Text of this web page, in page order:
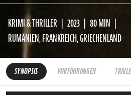
KRIMI & THRILLER 2023
80 MIN
RUMÄNIEN, FRANKREICH, GRIECHENLAND
SYNOPSIS VORFÜHRUNGEN